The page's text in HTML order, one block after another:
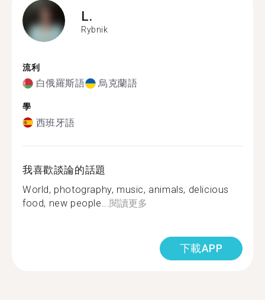
L.
Rybnik
流利
白俄羅斯語 烏克蘭語
學
西班牙語
我喜歡談論的話題
World, photography, music, animals, delicious
food, new people... 閱讀更多
下載APP